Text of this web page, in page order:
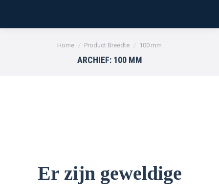
Je bent hier:
Home Product Breedte 100 mm
ARCHIEF: 100 MM
Er zijn geweldige